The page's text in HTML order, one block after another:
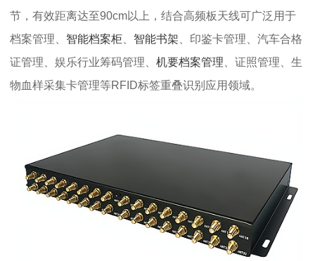
节，有效距离达至90cm以上，结合高频板天线可广泛用于
档案管理、 智能档案柜 智能书架 、印鉴卡管理、汽车合格
证管理、娱乐行业筹码管理、 机要档案管理 、证照管理、生
物血样采集卡管理等RFID标签重叠识别应用领域。